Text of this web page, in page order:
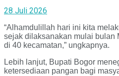
28 Juli 2026
“Alhamdulillah hari ini kita
sejak dilaksanakan mulai bulan
di 40 kecamatan,” ungkapnya.
Lebih lanjut, Bupati Bogor
ketersediaan pangan bagi